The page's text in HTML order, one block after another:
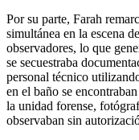
Por su parte, Farah
simultánea en la escena
observadores, lo que
se secuestraba
personal técnico
en el baño se
la unidad forense,
observaban sin